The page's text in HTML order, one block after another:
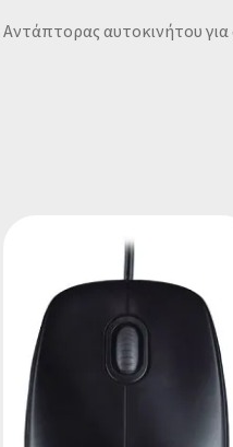
Αντάπτορας αυτοκινήτου